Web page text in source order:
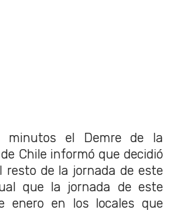
minutos el Demre de la
Chile informó que decidió
resto de la jornada de este
que la jornada de este
enero en los locales que